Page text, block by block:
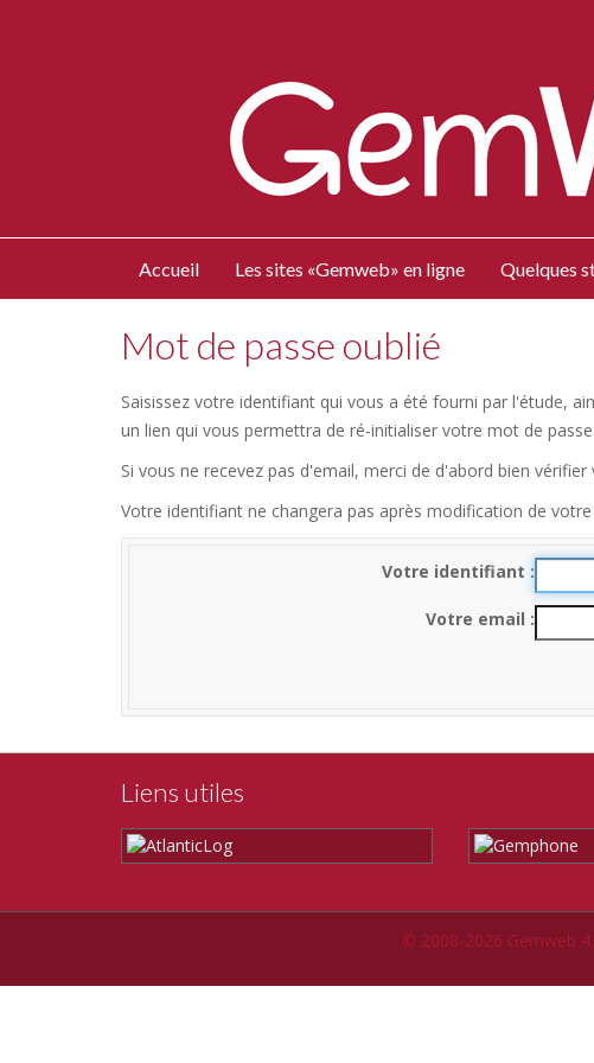
Accueil Les sites «Gemweb» en ligne Quelques
Mot de passe oublié
Saisissez votre identifiant qui vous a été fourni par l'étude,
un lien qui vous permettra de ré-initialiser votre mot de passe.
Si vous ne recevez pas d'email, merci de d'abord bien
Votre identifiant ne changera pas après modification de
Votre identifiant
Votre email
Liens utiles
© 2008-2026 Gemweb